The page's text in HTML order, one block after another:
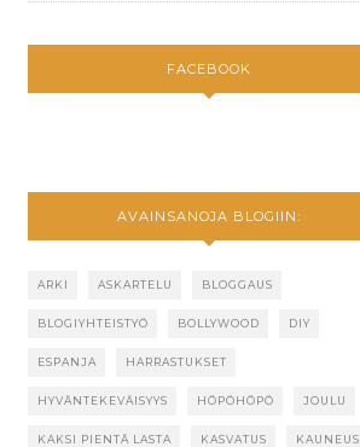
FACEBOOK
AVAINSANOJA BLOGIIN:
ARKI ASKARTELU BLOGGAUS
BLOGIYHTEISTYÖ BOLLYWOOD DIY
ESPANJA HARRASTUKSET
HYVÄNTEKEVÄISYYS HÖPÖHÖPÖ JOULU
KAKSI PIENTÄ LASTA KASVATUS KAUNEUS